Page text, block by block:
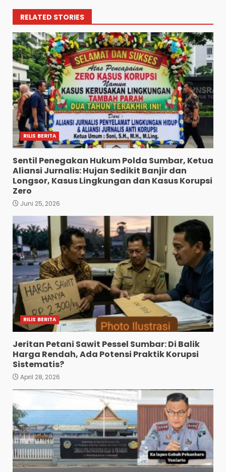
RELATED STORIES
RILIS BERITA
Sentil Penegakan Hukum Polda Sumbar, Ketua
Aliansi Jurnalis: Hujan Sedikit Banjir dan
Longsor, Kasus Lingkungan dan Kasus Korupsi
Zero
Juni 25, 2026
RILIS BERITA
Jeritan Petani Sawit Pessel Sumbar: Di Balik
Harga Rendah, Ada Potensi Praktik Korupsi
Sistematis?
April 28, 2026